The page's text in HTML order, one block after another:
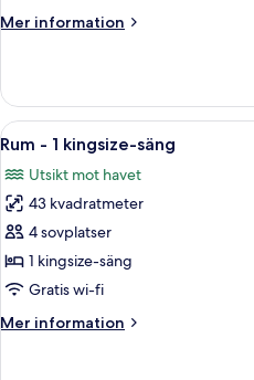
(Flagler
Mer information
Mer
rum
havsutsikt
Club)
Öppna
alla
foton
för
Rum
-
1
säng
3
Rum - 1 kingsize-säng
Utsikt mot havet
43 kvadratmeter
4 sovplatser
1 kingsize-säng
Gratis wi-fi
Mer information
Mer